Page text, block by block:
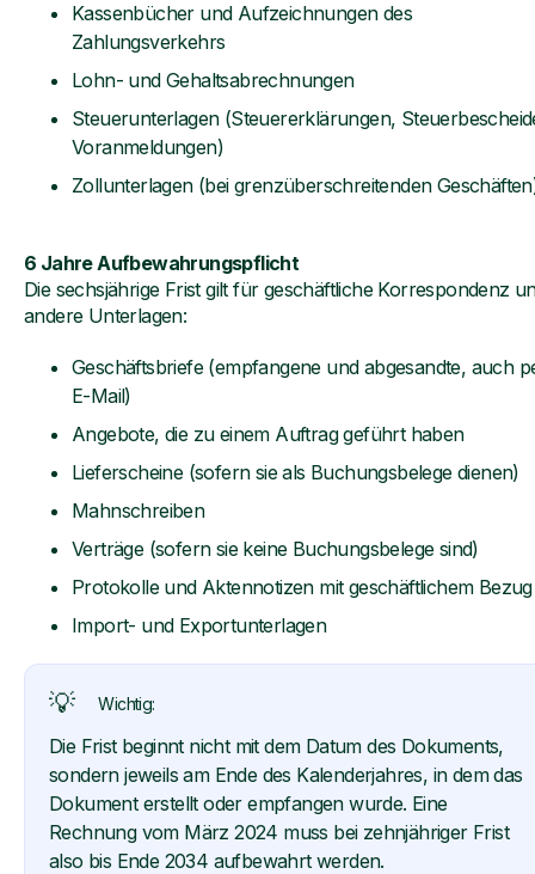
Kassenbücher und Aufzeichnungen des
Zahlungsverkehrs
Lohn- und Gehaltsabrechnungen
Steuerunterlagen (Steuererklärungen,
Voranmeldungen)
Zollunterlagen (bei grenzüberschreitenden
6 Jahre Aufbewahrungspflicht
Die sechsjährige Frist gilt für geschäftliche Korrespondenz
andere Unterlagen:
Geschäftsbriefe (empfangene und abgesandte, auch
E-Mail)
Angebote, die zu einem Auftrag geführt haben
Lieferscheine (sofern sie als Buchungsbelege dienen)
Mahnschreiben
Verträge (sofern sie keine Buchungsbelege sind)
Protokolle und Aktennotizen mit geschäftlichem Bezug
Import- und Exportunterlagen
💡 Wichtig:
Die Frist beginnt nicht mit dem Datum des Dokuments,
sondern jeweils am Ende des Kalenderjahres, in dem das
Dokument erstellt oder empfangen wurde. Eine
Rechnung vom März 2024 muss bei zehnjähriger Frist
also bis Ende 2034 aufbewahrt werden.